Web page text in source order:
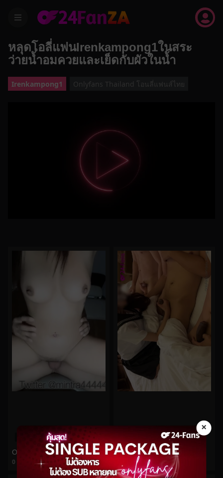
menu
×
หลุดโอลี่แฟนIrenkampong1ในสระ
ว่ายน้ำอมควยและเย็ดกับผัวในน้ำ
Irenkampong1 Onlyfans Thailand โอนลี่แฟนส์ไทย
Onlyfans น้องมินตราไปโดนเขาเย็ดถึงห้อง
0
watch video
@juju_swing-00213
views
watch video